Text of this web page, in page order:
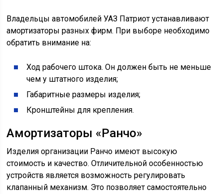
Владельцы автомобилей УАЗ Патриот устанавливают
амортизаторы разных фирм. При выборе необходимо
обратить внимание на:
Ход рабочего штока. Он должен быть не меньше
чем у штатного изделия;
Габаритные размеры изделия;
Кронштейны для крепления.
Амортизаторы «Ранчо»
Изделия организации Ранчо имеют высокую
стоимость и качество. Отличительной особенностью
устройств является возможность регулировать
клапанный механизм. Это позволяет самостоятельно